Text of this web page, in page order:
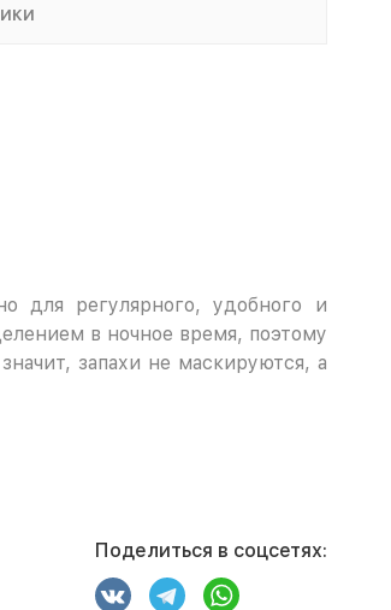
для регулярного, удобного и
в ночное время, поэтому
запахи не маскируются, а
Поделиться в соцсетях: